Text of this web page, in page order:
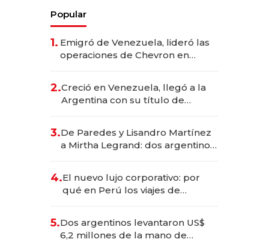
Popular
1. Emigró de Venezuela, lideró las
operaciones de Chevron en
2.Creció en Venezuela, llegó a la
Argentina con su título de
las marcas "fast premium"
3.De Paredes y Lisandro Martínez
a Mirtha Legrand: dos argentinos
4.El nuevo lujo corporativo: por
qué en Perú los viajes de
para convertirse en experiencias
transformadoras
5.Dos argentinos levantaron US$
6,2 millones de la mano de